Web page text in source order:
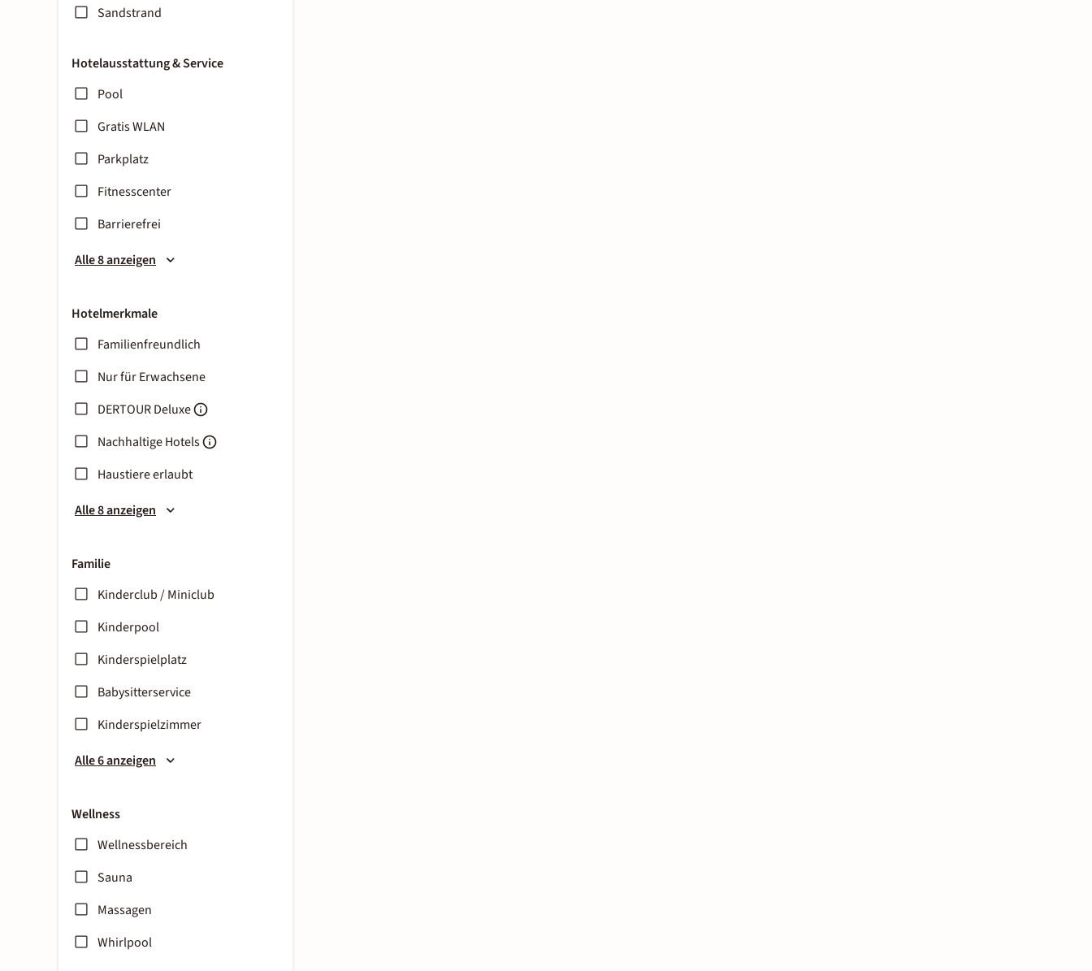
Sandstrand
Hotelausstattung & Service
Pool
Gratis WLAN
Parkplatz
Fitnesscenter
Barrierefrei
Alle 8 anzeigen
Hotelmerkmale
Familienfreundlich
Nur für Erwachsene
DERTOUR Deluxe
Nachhaltige Hotels
Haustiere erlaubt
Alle 8 anzeigen
Familie
Kinderclub / Miniclub
Kinderpool
Kinderspielplatz
Babysitterservice
Kinderspielzimmer
Alle 6 anzeigen
Wellness
Wellnessbereich
Sauna
Massagen
Whirlpool